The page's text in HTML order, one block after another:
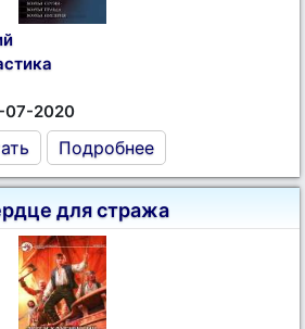
07-2020
Подробнее
для стража